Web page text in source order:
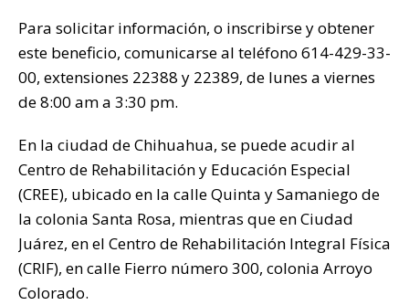
Para solicitar información, o inscribirse y obtener
este beneficio, comunicarse al teléfono 614-429-33-
00, extensiones 22388 y 22389, de lunes a viernes
de 8:00 am a 3:30 pm.
En la ciudad de Chihuahua, se puede acudir al
Centro de Rehabilitación y Educación Especial
(CREE), ubicado en la calle Quinta y Samaniego de
la colonia Santa Rosa, mientras que en Ciudad
Juárez, en el Centro de Rehabilitación Integral Física
(CRIF), en calle Fierro número 300, colonia Arroyo
Colorado.